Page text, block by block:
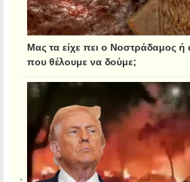
Μας τα είχε πει ο Νοστράδαμος
που θέλουμε να δούμε;